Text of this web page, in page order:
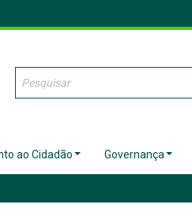
ao Cidadão Governança